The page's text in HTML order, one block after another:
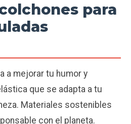
para
a mejorar tu humor y
que se adapta a tu
Materiales sostenibles
con el planeta.